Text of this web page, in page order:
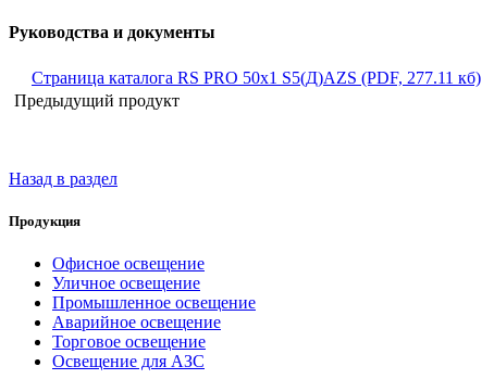
Руководства и документы
Страница каталога RS PRO 50x1 S5(Д)AZS (PDF, 277.11 кб)
Предыдущий продукт
Назад в раздел
Продукция
Офисное освещение
Уличное освещение
Промышленное освещение
Аварийное освещение
Торговое освещение
Освещение для АЗС